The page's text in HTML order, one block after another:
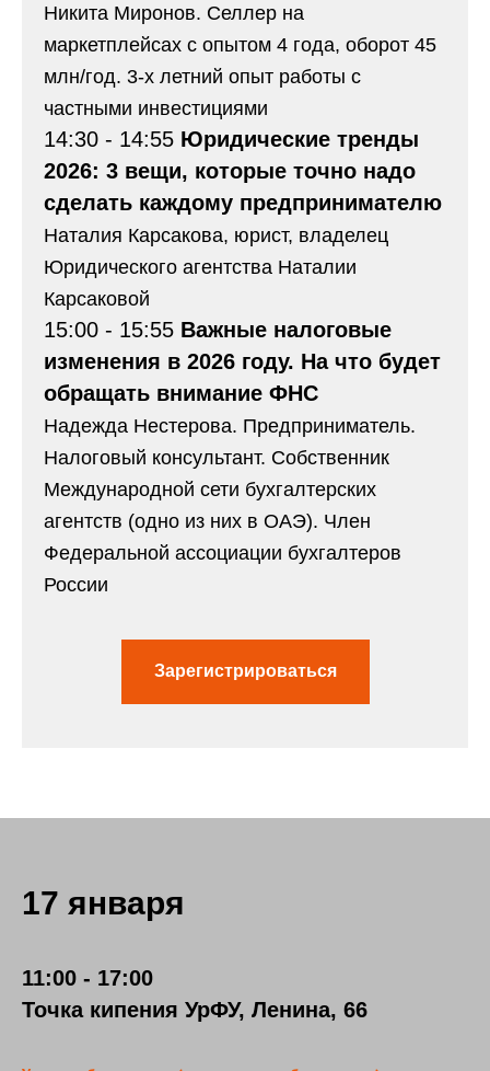
Никита Миронов. Селлер на
маркетплейсах с опытом 4 года, оборот 45
млн/год. 3-х летний опыт работы с
частными инвестициями
14:30 - 14:55 Юридические тренды
2026: 3 вещи, которые точно надо
сделать каждому предпринимателю
Наталия Карсакова, юрист, владелец
Юридического агентства Наталии
Карсаковой
15:00 - 15:55 Важные налоговые
изменения в 2026 году. На что будет
обращать внимание ФНС
Надежда Нестерова. Предприниматель.
Налоговый консультант. Собственник
Международной сети бухгалтерских
агентств (одно из них в ОАЭ). Член
Федеральной ассоциации бухгалтеров
России
Зарегистрироваться
17 января
11:00 - 17:00
Точка кипения УрФУ, Ленина, 66